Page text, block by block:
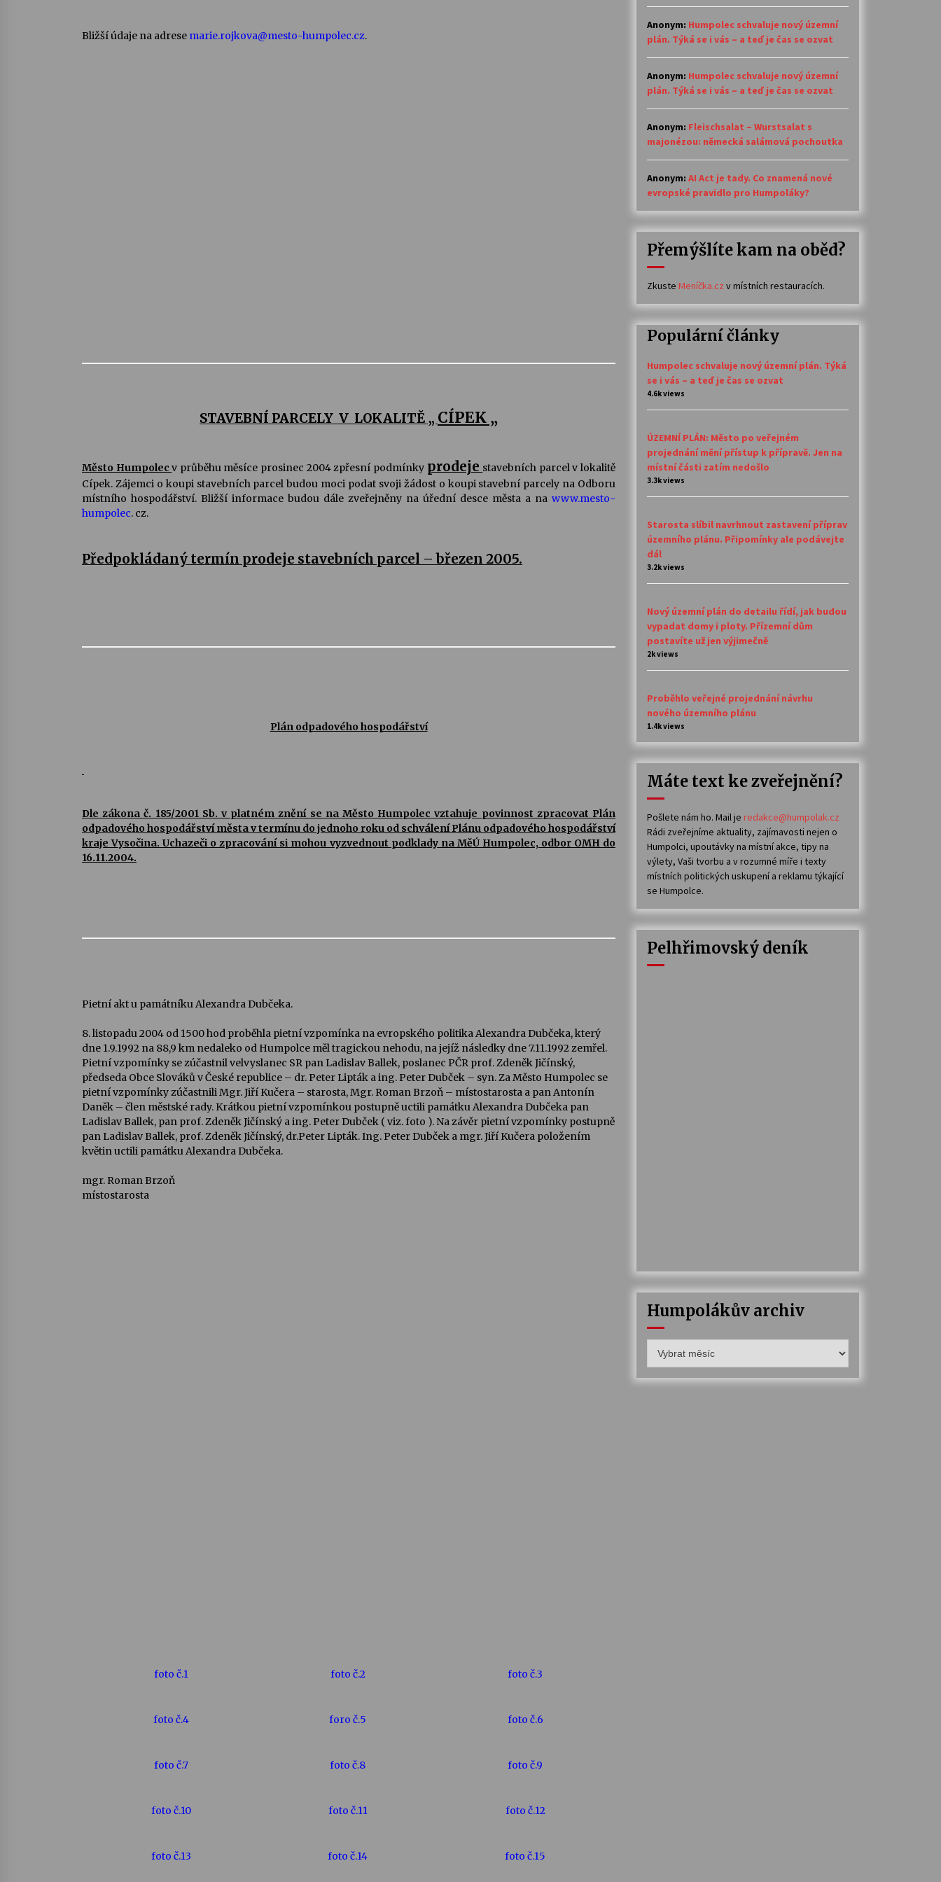
Bližší údaje na adrese marie.rojkova@mesto-humpolec.cz.
STAVEBNÍ PARCELY V LOKALITĚ „ CÍPEK „
Město Humpolecv průběhu měsíce prosinec 2004 zpřesní podmínky prodeje stavebních parcel v lokalitě
Cípek. Zájemci o koupi stavebních parcel budou moci podat svoji žádost o koupi stavební parcely na Odboru
místního hospodářství. Bližší informace budou dále zveřejněny na úřední desce města a na www.mesto-
humpolec. cz.
Předpokládaný termín prodeje stavebních parcel – březen 2005.
Plán odpadového hospodářství
Dle zákona č. 185/2001 Sb. v platném znění se na Město Humpolec vztahuje povinnost zpracovat Plán
odpadového hospodářství města v termínu do jednoho roku od schválení Plánu odpadového hospodářství
kraje Vysočina. Uchazeči o zpracování si mohou vyzvednout podklady na MěÚ Humpolec, odbor OMH do
16.11.2004.
Pietní akt u památníku Alexandra Dubčeka.
8. listopadu 2004 od 1500 hod proběhla pietní vzpomínka na evropského politika Alexandra Dubčeka, který
dne 1.9.1992 na 88,9 km nedaleko od Humpolce měl tragickou nehodu, na jejíž následky dne 7.11.1992 zemřel.
Pietní vzpomínky se zúčastnil velvyslanec SR pan Ladislav Ballek, poslanec PČR prof. Zdeněk Jičínský,
předseda Obce Slováků v České republice – dr. Peter Lipták a ing. Peter Dubček – syn. Za Město Humpolec se
pietní vzpomínky zúčastnili Mgr. Jiří Kučera – starosta, Mgr. Roman Brzoň – místostarosta a pan Antonín
Daněk – člen městské rady. Krátkou pietní vzpomínkou postupně uctili památku Alexandra Dubčeka pan
Ladislav Ballek, pan prof. Zdeněk Jičínský a ing. Peter Dubček ( viz. foto ). Na závěr pietní vzpomínky postupně
pan Ladislav Ballek, prof. Zdeněk Jičínský, dr.Peter Lipták. Ing. Peter Dubček a mgr. Jiří Kučera položením
květin uctili památku Alexandra Dubčeka.
mgr. Roman Brzoň
místostarosta
foto č.1 foto č.2 foto č.3
foto č.4 foro č.5 foto č.6
foto č.7 foto č.8 foto č.9
foto č.10 foto č.11 foto č.12
foto č.13 foto č.14 foto č.15
Anonym: Humpolec schvaluje nový územní
plán. Týká se i vás – a teď je čas se ozvat
Anonym: Humpolec schvaluje nový územní
plán. Týká se i vás – a teď je čas se ozvat
Anonym: Fleischsalat – Wurstsalat s
majonézou: německá salámová pochoutka
Anonym: AI Act je tady. Co znamená nové
evropské pravidlo pro Humpoláky?
Přemýšlíte kam na oběd?
Zkuste Meníčka.cz v místních restauracích.
Populární články
Humpolec schvaluje nový územní plán. Týká
se i vás – a teď je čas se ozvat
4.6k views
ÚZEMNÍ PLÁN: Město po veřejném
projednání mění přístup k přípravě. Jen na
místní části zatím nedošlo
3.3k views
Starosta slíbil navrhnout zastavení příprav
územního plánu. Připomínky ale podávejte
dál
3.2k views
Nový územní plán do detailu řídí, jak budou
vypadat domy i ploty. Přízemní dům
postavíte už jen výjimečně
2k views
Proběhlo veřejné projednání návrhu
nového územního plánu
1.4k views
Máte text ke zveřejnění?
Pošlete nám ho. Mail je redakce@humpolak.cz
Rádi zveřejníme aktuality, zajímavosti nejen o
Humpolci, upoutávky na místní akce, tipy na
výlety, Vaši tvorbu a v rozumné míře i texty
místních politických uskupení a reklamu týkající
se Humpolce.
Pelhřimovský deník
Humpolákův archiv
archiv